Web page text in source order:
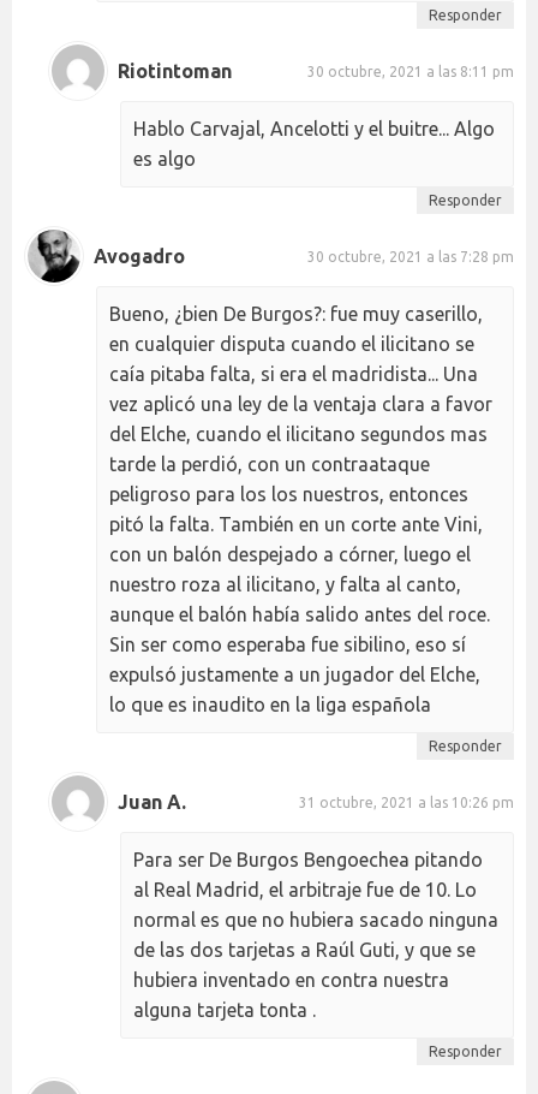
Responder
Riotintoman 30 octubre, 2021 a las 8:11 pm
Hablo Carvajal, Ancelotti y el buitre... Algo
es algo
Responder
Avogadro 30 octubre, 2021 a las 7:28 pm
Bueno, ¿bien De Burgos?: fue muy caserillo,
en cualquier disputa cuando el ilicitano se
caía pitaba falta, si era el madridista... Una
vez aplicó una ley de la ventaja clara a favor
del Elche, cuando el ilicitano segundos mas
tarde la perdió, con un contraataque
peligroso para los los nuestros, entonces
pitó la falta. También en un corte ante Vini,
con un balón despejado a córner, luego el
nuestro roza al ilicitano, y falta al canto,
aunque el balón había salido antes del roce.
Sin ser como esperaba fue sibilino, eso sí
expulsó justamente a un jugador del Elche,
lo que es inaudito en la liga española
Responder
Juan A. 31 octubre, 2021 a las 10:26 pm
Para ser De Burgos Bengoechea pitando
al Real Madrid, el arbitraje fue de 10. Lo
normal es que no hubiera sacado ninguna
de las dos tarjetas a Raúl Guti, y que se
hubiera inventado en contra nuestra
alguna tarjeta tonta .
Responder